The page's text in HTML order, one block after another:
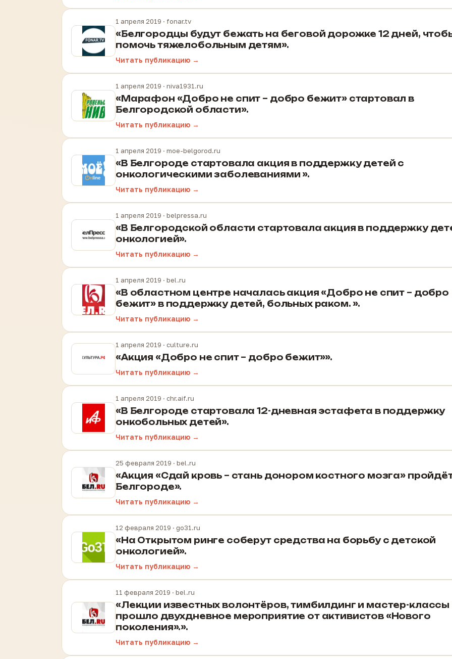
1 апреля 2019 · fonar.tv
«Белгородцы будут бежать на беговой дорожке 12 дней,
помочь тяжелобольным детям».
Читать публикацию →
1 апреля 2019 · niva1931.ru
«Марафон «Добро не спит – добро бежит» стартовал в
Белгородской области».
Читать публикацию →
1 апреля 2019 · moe-belgorod.ru
«В Белгороде стартовала акция в поддержку детей с
онкологическими заболеваниями ».
Читать публикацию →
1 апреля 2019 · belpressa.ru
«В Белгородской области стартовала акция в поддержку
онкологией».
Читать публикацию →
1 апреля 2019 · bel.ru
«В областном центре началась акция «Добро не спит – добро
бежит» в поддержку детей, больных раком. ».
Читать публикацию →
1 апреля 2019 · culture.ru
«Акция «Добро не спит – добро бежит»».
Читать публикацию →
1 апреля 2019 · chr.aif.ru
«В Белгороде стартовала 12-дневная эстафета в поддержку
онкобольных детей».
Читать публикацию →
25 февраля 2019 · bel.ru
«Акция «Сдай кровь – стань донором костного мозга»
Белгороде».
Читать публикацию →
12 февраля 2019 · go31.ru
«На Открытом ринге соберут средства на борьбу с детской
онкологией».
Читать публикацию →
11 февраля 2019 · bel.ru
«Лекции известных волонтёров, тимбилдинг и мастер-классы
прошло двухдневное мероприятие от активистов «Нового
поколения».».
Читать публикацию →